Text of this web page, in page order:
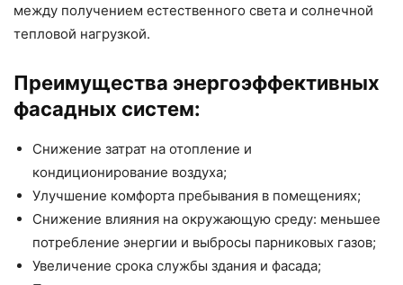
между получением естественного света и солнечной
тепловой нагрузкой.
Преимущества энергоэффективных
фасадных систем:
Снижение затрат на отопление и
кондиционирование воздуха;
Улучшение комфорта пребывания в помещениях;
Снижение влияния на окружающую среду: меньшее
потребление энергии и выбросы парниковых газов;
Увеличение срока службы здания и фасада;